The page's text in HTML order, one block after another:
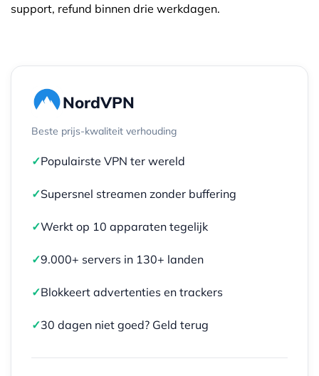
support, refund binnen drie werkdagen.
NordVPN
Beste prijs-kwaliteit verhouding
✓Populairste VPN ter wereld
✓Supersnel streamen zonder buffering
✓Werkt op 10 apparaten tegelijk
✓9.000+ servers in 130+ landen
✓Blokkeert advertenties en trackers
✓30 dagen niet goed? Geld terug